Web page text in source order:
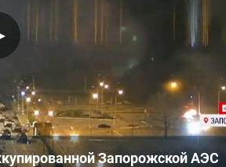
Запорожской АЭС